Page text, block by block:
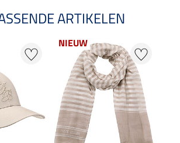
ARTIKELEN
NIEUW